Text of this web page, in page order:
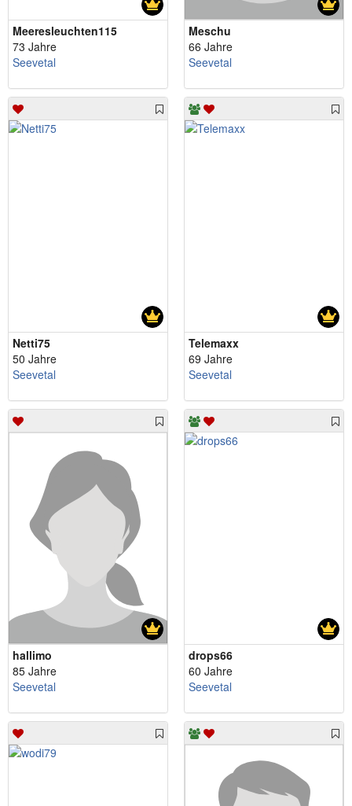
Meeresleuchten115
73 Jahre
Seevetal
Meschu
66 Jahre
Seevetal
Netti75
50 Jahre
Seevetal
Telemaxx
69 Jahre
Seevetal
hallimo
85 Jahre
Seevetal
drops66
60 Jahre
Seevetal